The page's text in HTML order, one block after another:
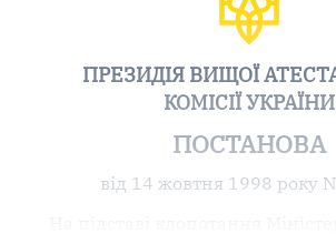
ПРЕЗИДІЯ ВИЩОЇ
КОМІСІЇ УКРАЇНИ
ПОСТАНОВА
від 14 жовтня 1998 року